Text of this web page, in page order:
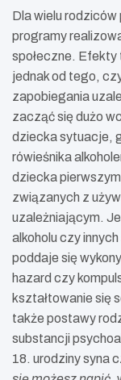
Dla wielu
programy
społeczne. Efekty
jednak od tego,
zapobiegania
zacząć się dużo
dziecka sytuacje,
rówieśnika
dziecka
związanych z
uzależniającym.
alkoholu czy
poddaje się
hazard czy
kształtowanie się
także postawy
substancji
18. urodziny syna